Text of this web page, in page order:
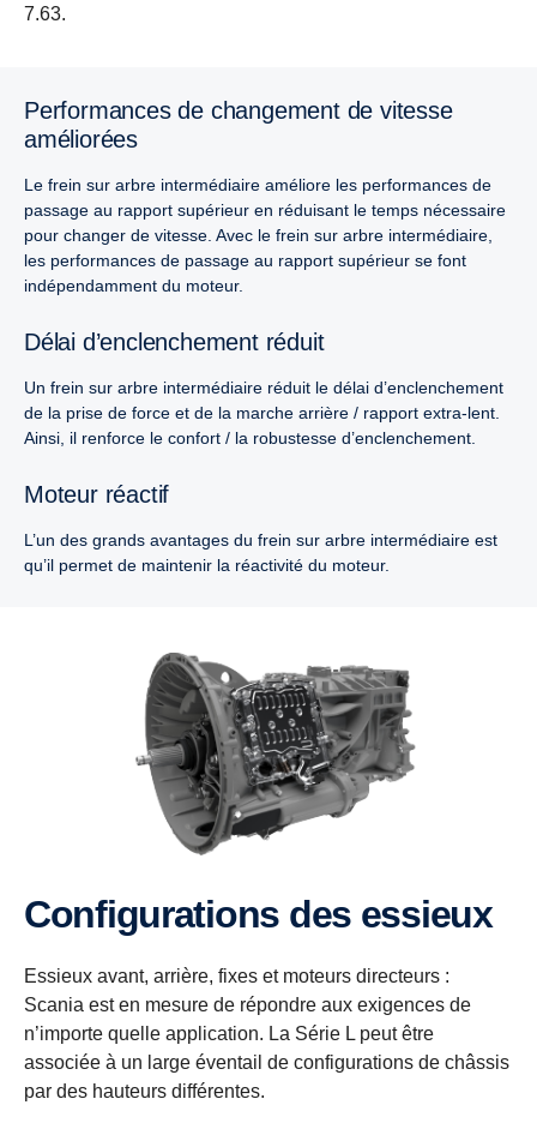
7.63.
Performances de changement de vitesse
améliorées
Le frein sur arbre intermédiaire améliore les performances de
passage au rapport supérieur en réduisant le temps nécessaire
pour changer de vitesse. Avec le frein sur arbre intermédiaire,
les performances de passage au rapport supérieur se font
indépendamment du moteur.
Délai d’enclenchement réduit
Un frein sur arbre intermédiaire réduit le délai d’enclenchement
de la prise de force et de la marche arrière / rapport extra-lent.
Ainsi, il renforce le confort / la robustesse d’enclenchement.
Moteur réactif
L’un des grands avantages du frein sur arbre intermédiaire est
qu’il permet de maintenir la réactivité du moteur.
Configurations des essieux
Essieux avant, arrière, fixes et moteurs directeurs :
Scania est en mesure de répondre aux exigences de
n’importe quelle application. La Série L peut être
associée à un large éventail de configurations de châssis
par des hauteurs différentes.